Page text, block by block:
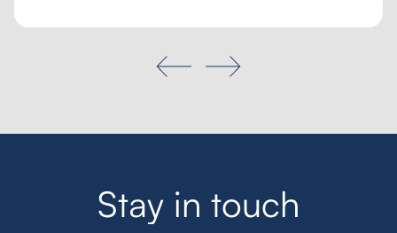
Stay in touch